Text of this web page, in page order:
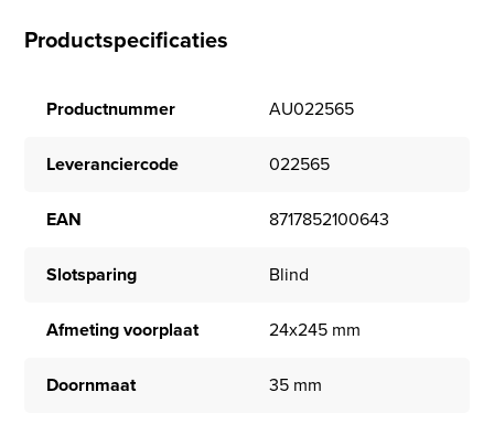
Productspecificaties
Productnummer AU022565
Leveranciercode 022565
EAN 8717852100643
Slotsparing Blind
Afmeting voorplaat 24x245 mm
Doornmaat 35 mm